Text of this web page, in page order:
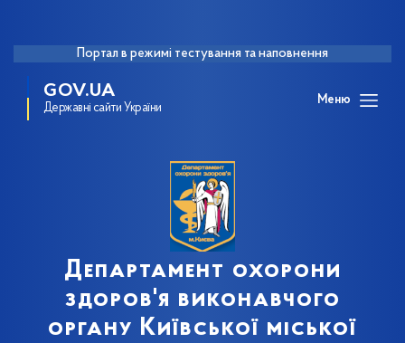
Портал в режимі тестування та наповнення
GOV.UA
Державні сайти України
Меню
Департамент охорони
здоров'я виконавчого
органу Київської міської